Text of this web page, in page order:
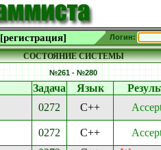
[регистрация] Логин:
СОСТОЯНИЕ СИСТЕМЫ
№261 - №280
Задача Язык
0272 C++
0272 C++